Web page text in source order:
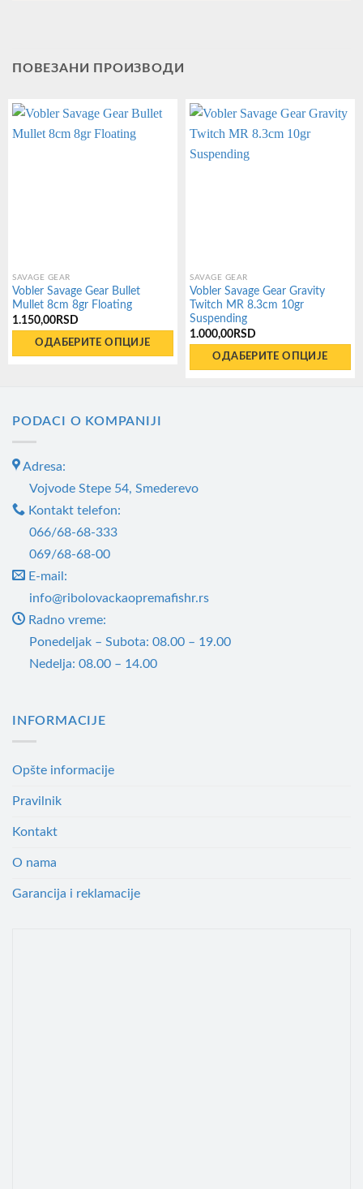
ПОВЕЗАНИ ПРОИЗВОДИ
SAVAGE GEAR
Vobler Savage Gear Bullet
Mullet 8cm 8gr Floating
1.150,00 RSD
ОДАБЕРИТЕ ОПЦИЈЕ
више
варијанти.
Опције
могу
бити
изабране
страници
SAVAGE GEAR
Vobler Savage Gear Gravity
Twitch MR 8.3cm 10gr
Suspending
1.000,00 RSD
ОДАБЕРИТЕ ОПЦИЈЕ
производа.
PODACI O KOMPANIJI
Adresa:
Vojvode Stepe 54, Smederevo
Kontakt telefon:
066/68-68-333
069/68-68-00
E-mail:
info@ribolovackaopremafishr.rs
Radno vreme:
Ponedeljak – Subota: 08.00 – 19.00
Nedelja: 08.00 – 14.00
INFORMACIJE
Opšte informacije
Pravilnik
Kontakt
O nama
Garancija i reklamacije